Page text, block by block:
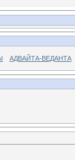
АДВАЙТА-ВЕДАНТА